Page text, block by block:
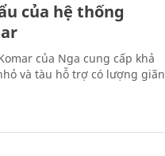
của hệ thống
của Nga cung cấp khả
và tàu hỗ trợ có lượng giãn